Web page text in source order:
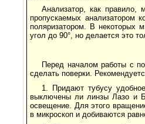
Анализатор, как
пропускаемых анализатором
поляризатором. В некоторых
угол до 90°, но делается это
Перед началом работы с
сделать поверки.
1. Придают тубусу
выключены ли линзы Лазо и
освещение. Для этого
в микроскоп и добиваются